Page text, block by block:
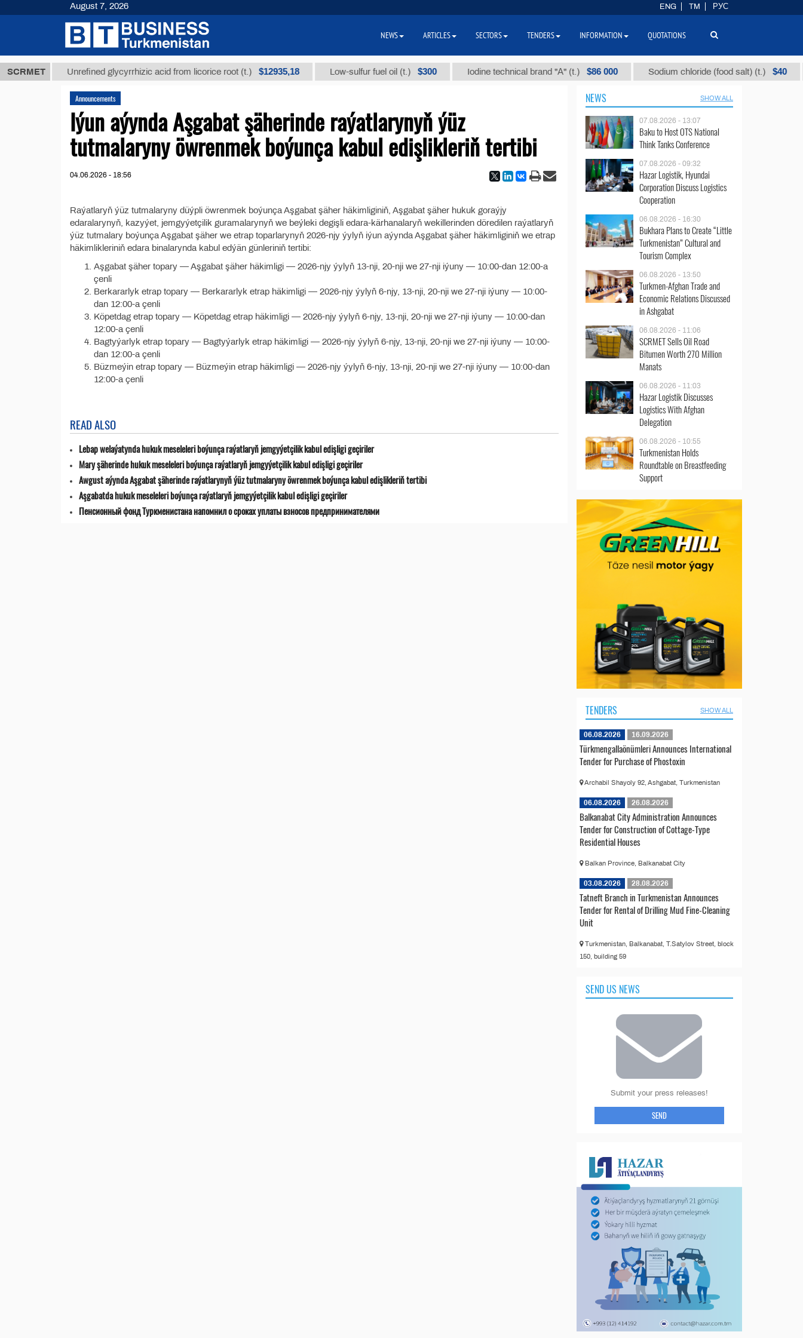
SCRMET Unrefined glycyrrhizic acid from licorice root (t.) $12935,18 Low-sulfur fuel oil (t.) $300 Iodine technical brand "А" (t.) $86 000 Sodium chloride (food salt) (t.) $40
Announcements
Iýun aýynda Aşgabat şäherinde raýatlarynyň ýüz
tutmalaryny öwrenmek boýunça kabul edişlikleriň tertibi
04.06.2026 - 18:56
Raýatlaryň ýüz tutmalaryny düýpli öwrenmek boýunça Aşgabat şäher häkimliginiň, Aşgabat şäher hukuk goraýjy
edaralarynyň, kazyýet, jemgyýetçilik guramalarynyň we beýleki degişli edara-kärhanalaryň wekillerinden döredilen raýatlaryň
ýüz tutmalary boýunça Aşgabat şäher we etrap toparlarynyň 2026-njy ýylyň iýun aýynda Aşgabat şäher häkimliginiň we etrap
häkimlikleriniň edara binalarynda kabul edýän günleriniň tertibi:
Aşgabat şäher topary — Aşgabat şäher häkimligi — 2026-njy ýylyň 13-nji, 20-nji we 27-nji iýuny — 10:00-dan 12:00-a
çenli
Berkararlyk etrap topary — Berkararlyk etrap häkimligi — 2026-njy ýylyň 6-njy, 13-nji, 20-nji we 27-nji iýuny — 10:00-
dan 12:00-a çenli
Köpetdag etrap topary — Köpetdag etrap häkimligi — 2026-njy ýylyň 6-njy, 13-nji, 20-nji we 27-nji iýuny — 10:00-dan
12:00-a çenli
Bagtyýarlyk etrap topary — Bagtyýarlyk etrap häkimligi — 2026-njy ýylyň 6-njy, 13-nji, 20-nji we 27-nji iýuny — 10:00-
dan 12:00-a çenli
Büzmeýin etrap topary — Büzmeýin etrap häkimligi — 2026-njy ýylyň 6-njy, 13-nji, 20-nji we 27-nji iýuny — 10:00-dan
12:00-a çenli
READ ALSO
Lebap welaýatynda hukuk meseleleri boýunça raýatlaryň jemgyýetçilik kabul edişligi geçiriler
Mary şäherinde hukuk meseleleri boýunça raýatlaryň jemgyýetçilik kabul edişligi geçiriler
Awgust aýynda Aşgabat şäherinde raýatlarynyň ýüz tutmalaryny öwrenmek boýunça kabul edişlikleriň tertibi
Aşgabatda hukuk meseleleri boýunça raýatlaryň jemgyýetçilik kabul edişligi geçiriler
Пенсионный фонд Туркменистана напомнил о сроках уплаты взносов предпринимателями
NEWS SHOW ALL
07.08.2026 - 13:07
Baku to Host OTS National
Think Tanks Conference
07.08.2026 - 09:32
Hazar Logistik, Hyundai
Corporation Discuss Logistics
Cooperation
06.08.2026 - 16:30
Bukhara Plans to Create “Little
Turkmenistan” Cultural and
Tourism Complex
06.08.2026 - 13:50
Turkmen-Afghan Trade and
Economic Relations Discussed
in Ashgabat
06.08.2026 - 11:06
SCRMET Sells Oil Road
Bitumen Worth 270 Million
Manats
06.08.2026 - 11:03
Hazar Logistik Discusses
Logistics With Afghan
Delegation
06.08.2026 - 10:55
Turkmenistan Holds
Roundtable on Breastfeeding
Support
TENDERS SHOW ALL
06.08.2026 16.09.2026
Türkmengallaönümleri Announces International
Tender for Purchase of Phostoxin
Archabil Shayoly 92, Ashgabat, Turkmenistan
06.08.2026 26.08.2026
Balkanabat City Administration Announces
Tender for Construction of Cottage-Type
Residential Houses
Balkan Province, Balkanabat City
03.08.2026 28.08.2026
Tatneft Branch in Turkmenistan Announces
Tender for Rental of Drilling Mud Fine-Cleaning
Unit
Turkmenistan, Balkanabat, T.Satylov Street, block
150, building 59
SEND US NEWS
Submit your press releases!
SEND
August 7, 2026 ENG TM РУС
NEWS ARTICLES SECTORS TENDERS INFORMATION QUOTATIONS